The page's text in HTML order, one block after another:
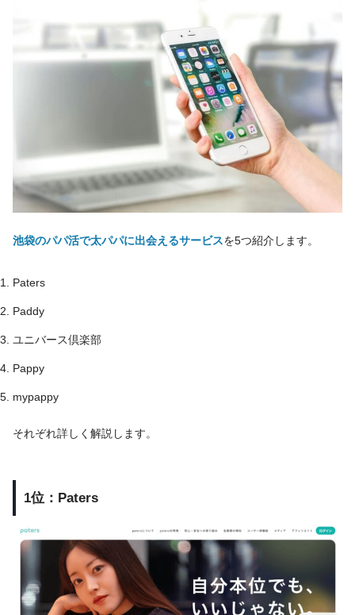
池袋のパパ活で太パパに出会えるサービスを5つ紹介します。
Paters
Paddy
ユニバース倶楽部
Pappy
mypappy
それぞれ詳しく解説します。
1位：Paters